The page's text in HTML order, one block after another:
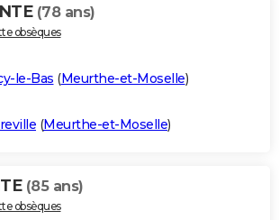
(78 ans)
obsèques
le-Bas (Meurthe-et-Moselle)
(Meurthe-et-Moselle)
(85 ans)
obsèques